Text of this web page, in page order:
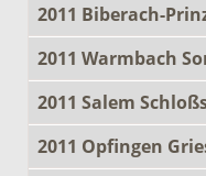
2011 Biberach-
2011 Warmbach
2011 Salem
2011 Opfingen